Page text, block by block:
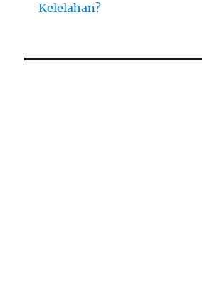
Kelelahan?